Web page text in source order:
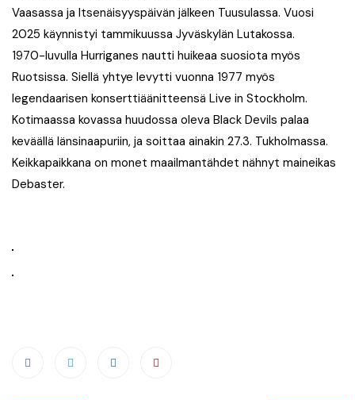
Vaasassa ja Itsenäisyyspäivän jälkeen Tuusulassa. Vuosi
2025 käynnistyi tammikuussa Jyväskylän Lutakossa.
1970-luvulla Hurriganes nautti huikeaa suosiota myös
Ruotsissa. Siellä yhtye levytti vuonna 1977 myös
legendaarisen konserttiäänitteensä Live in Stockholm.
Kotimaassa kovassa huudossa oleva Black Devils palaa
keväällä länsinaapuriin, ja soittaa ainakin 27.3. Tukholmassa.
Keikkapaikkana on monet maailmantähdet nähnyt maineikas
Debaster.